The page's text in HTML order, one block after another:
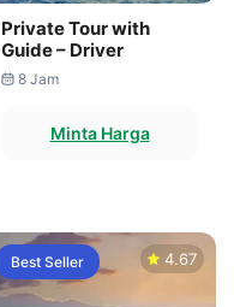
Private Tour with
Guide – Driver
8 Jam
Minta Harga
Best Seller 4.67